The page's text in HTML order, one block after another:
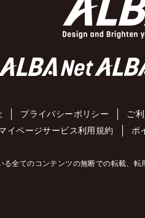
プライバシーポリシー ご
イページサービス利用規約 ポ
る全てのコンテンツの無断での転載、